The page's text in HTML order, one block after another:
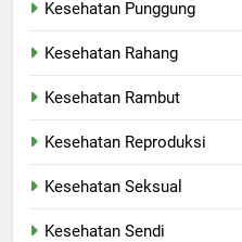
Kesehatan Punggung
Kesehatan Rahang
Kesehatan Rambut
Kesehatan Reproduksi
Kesehatan Seksual
Kesehatan Sendi